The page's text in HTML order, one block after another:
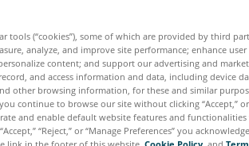
tools (“cookies”), some of which are provided by third
analyze, and improve site performance; enhance user
content; and support our advertising and
and access information and data, including device
other browsing information, for these and similar
continue to browse our site without clicking “Accept,”
and enable default website features and
“Reject,” or “Manage Preferences” you